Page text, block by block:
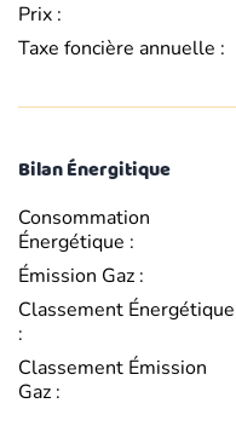
Prix :
Taxe foncière annuelle :
Bilan Énergitique
Consommation
Énergétique :
Émission Gaz :
Classement Énergétique
:
Classement Émission
Gaz :